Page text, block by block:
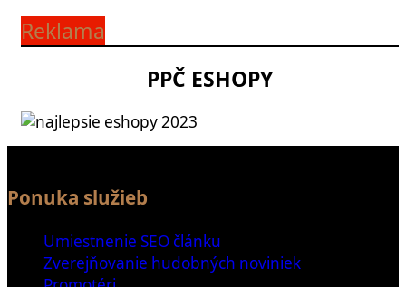
Reklama
PPČ ESHOPY
Ponuka služieb
Umiestnenie SEO článku
Zverejňovanie hudobných noviniek